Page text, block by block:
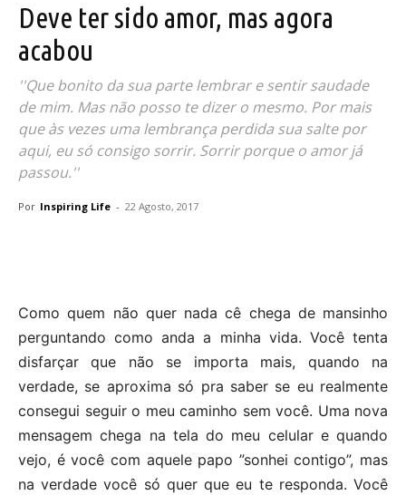
Deve ter sido amor, mas agora
acabou
''Que bonito da sua parte lembrar e sentir saudade
de mim. Mas não posso te dizer o mesmo. Por mais
que às vezes uma lembrança perdida sua salte por
aqui, eu só consigo sorrir. Sorrir porque o amor já
passou.''
Por Inspiring Life - 22 Agosto, 2017
Como quem não quer nada cê chega de mansinho
perguntando como anda a minha vida. Você tenta
disfarçar que não se importa mais, quando na
verdade, se aproxima só pra saber se eu realmente
consegui seguir o meu caminho sem você. Uma nova
mensagem chega na tela do meu celular e quando
vejo, é você com aquele papo ”sonhei contigo”, mas
na verdade você só quer que eu te responda. Você